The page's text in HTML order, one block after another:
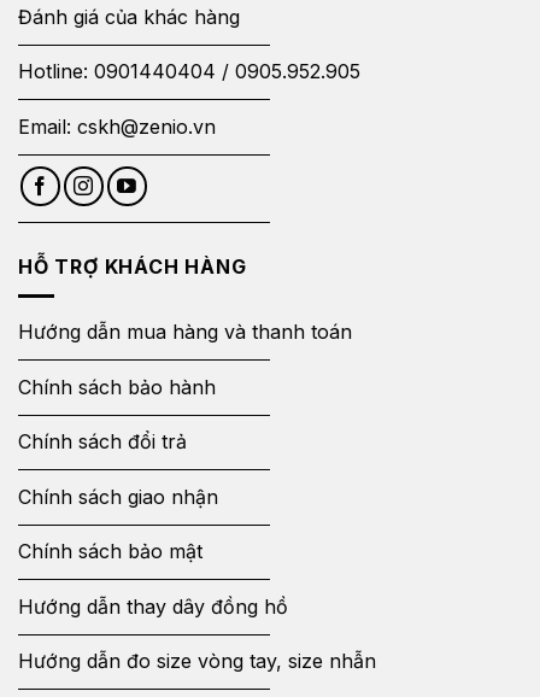
Đánh giá của khác hàng
Hotline: 0901440404 / 0905.952.905
Email: cskh@zenio.vn
HỖ TRỢ KHÁCH HÀNG
Hướng dẫn mua hàng và thanh toán
Chính sách bảo hành
Chính sách đổi trả
Chính sách giao nhận
Chính sách bảo mật
Hướng dẫn thay dây đồng hồ
Hướng dẫn đo size vòng tay, size nhẫn